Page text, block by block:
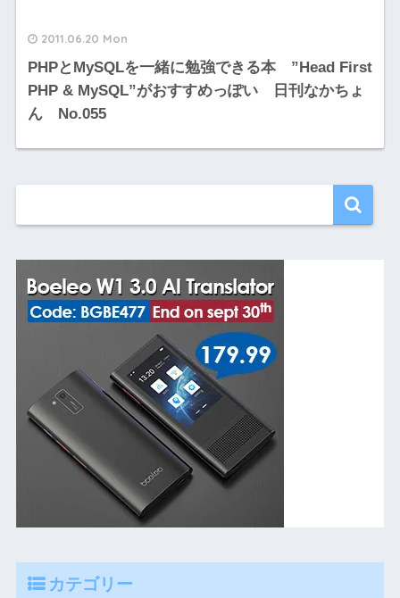
2011.06.20 Mon
PHPとMySQLを一緒に勉強できる本 ”Head First
PHP & MySQL”がおすすめっぽい 日刊なかちょ
ん No.055
カテゴリー